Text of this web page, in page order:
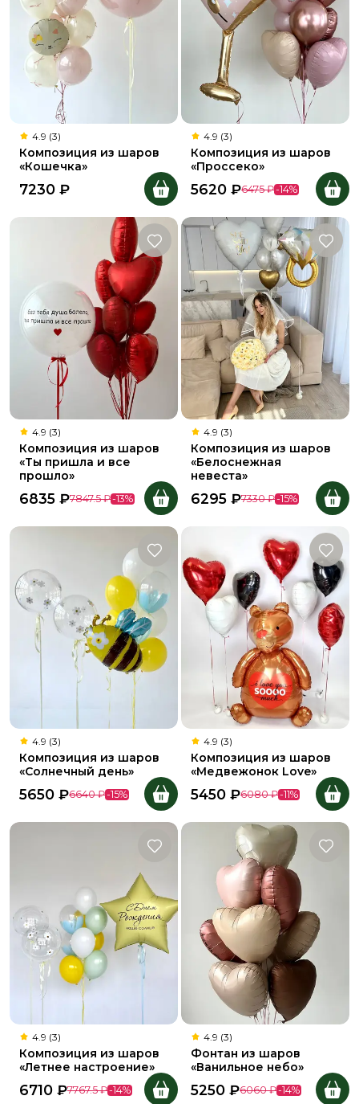
4.9 (3)
Композиция из шаров
«Кошечка»
7230 ₽
4.9 (3)
Композиция из шаров
«Проссеко»
5620 ₽6475 ₽-14%
4.9 (3)
Композиция из шаров
«Ты пришла и все
прошло»
6835 ₽7847.5 ₽-13%
4.9 (3)
Композиция из шаров
«Белоснежная
невеста»
6295 ₽7330 ₽-15%
4.9 (3)
Композиция из шаров
«Солнечный день»
5650 ₽6640 ₽-15%
4.9 (3)
Композиция из шаров
«Медвежонок Love»
5450 ₽6080 ₽-11%
4.9 (3)
Композиция из шаров
«Летнее настроение»
6710 ₽7767.5 ₽-14%
4.9 (3)
Фонтан из шаров
«Ванильное небо»
5250 ₽6060 ₽-14%